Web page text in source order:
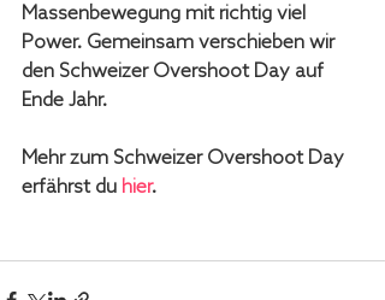
Massenbewegung mit richtig viel
Power. Gemeinsam verschieben wir
den Schweizer Overshoot Day auf
Ende Jahr.
Mehr zum Schweizer Overshoot Day
erfährst du hier.